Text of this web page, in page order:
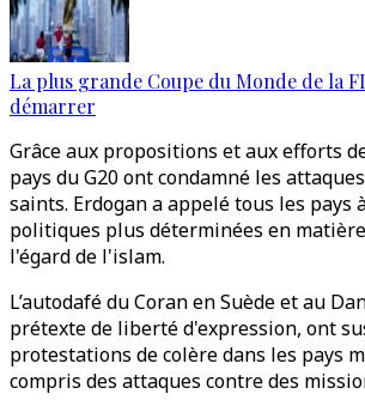
La plus grande Coupe du Monde de la
démarrer
Grâce aux propositions et aux efforts
pays du G20 ont condamné les
saints. Erdogan a appelé tous les pays
politiques plus déterminées en
l'égard de l'islam.
L’autodafé du Coran en Suède et au
prétexte de liberté d'expression, ont
protestations de colère dans les pays
compris des attaques contre des